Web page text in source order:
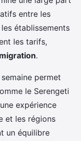
entre les
établissements
les tarifs,
.
permet
le Serengeti
expérience
et les régions
un équilibre